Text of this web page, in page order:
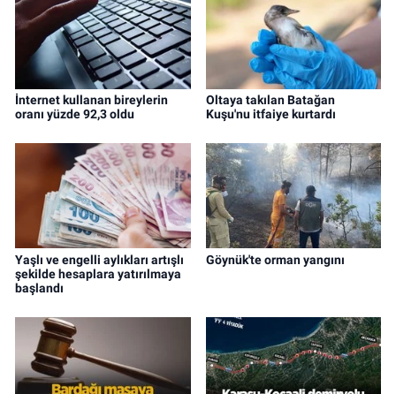
İnternet kullanan bireylerin
oranı yüzde 92,3 oldu
Oltaya takılan Batağan
Kuşu'nu itfaiye kurtardı
Yaşlı ve engelli aylıkları artışlı
şekilde hesaplara yatırılmaya
başlandı
Göynük'te orman yangını